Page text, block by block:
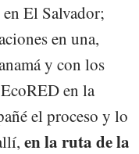
El Salvador;
en una,
y con los
en la
el proceso y lo
en la ruta de la